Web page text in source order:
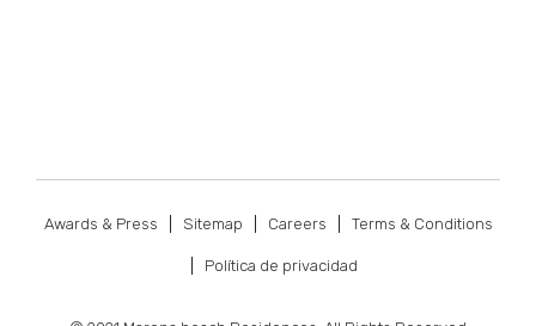
Awards & Press Sitemap Careers Terms & Conditions
Política de privacidad